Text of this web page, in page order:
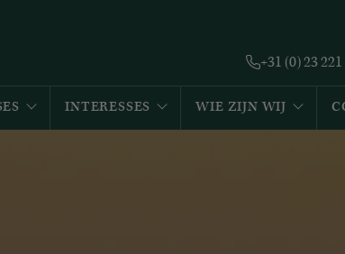
+31 (0) 23
INTERESSES WIE ZIJN WIJ